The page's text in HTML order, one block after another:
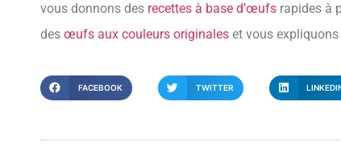
vous donnons des recettes à base d’œufs rapides à
des œufs aux couleurs originales et vous
FACEBOOK TWITTER